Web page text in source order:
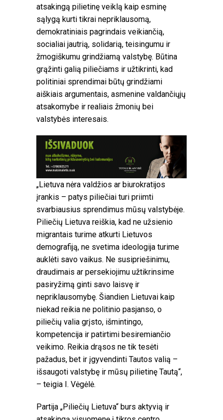
atsakingą pilietinę veiklą kaip esminę
sąlygą kurti tikrai nepriklausomą,
demokratiniais pagrindais veikiančią,
socialiai jautrią, solidarią, teisingumu ir
žmogiškumu grindžiamą valstybę. Būtina
grąžinti galią piliečiams ir užtikrinti, kad
politiniai sprendimai būtų grindžiami
aiškiais argumentais, asmenine valdančiųjų
atsakomybe ir realiais žmonių bei
valstybės interesais.
„Lietuva nėra valdžios ar biurokratijos
įrankis – patys piliečiai turi priimti
svarbiausius sprendimus mūsų valstybėje.
Piliečių Lietuva reiškia, kad ne užsienio
migrantais turime atkurti Lietuvos
demografiją, ne svetima ideologija turime
auklėti savo vaikus. Ne susipriešinimu,
draudimais ar persekiojimu užtikrinsime
pasiryžimą ginti savo laisvę ir
nepriklausomybę. Šiandien Lietuvai kaip
niekad reikia ne politinio pasjanso, o
piliečių valia grįsto, išmintingo,
kompetencija ir patirtimi besiremiančio
veikimo. Reikia drąsos ne tik tesėti
pažadus, bet ir įgyvendinti Tautos valią –
išsaugoti valstybę ir mūsų pilietinę Tautą“,
– teigia I. Vėgėlė.
Partija „Piliečių Lietuva“ burs aktyvią ir